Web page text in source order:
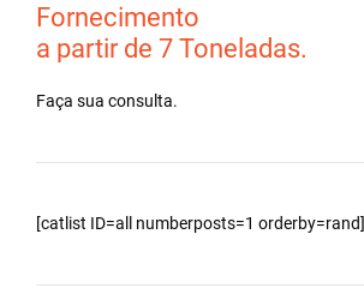
Fornecimento
a partir de 7 Toneladas.
Faça sua consulta.
[catlist ID=all numberposts=1 orderby=rand]